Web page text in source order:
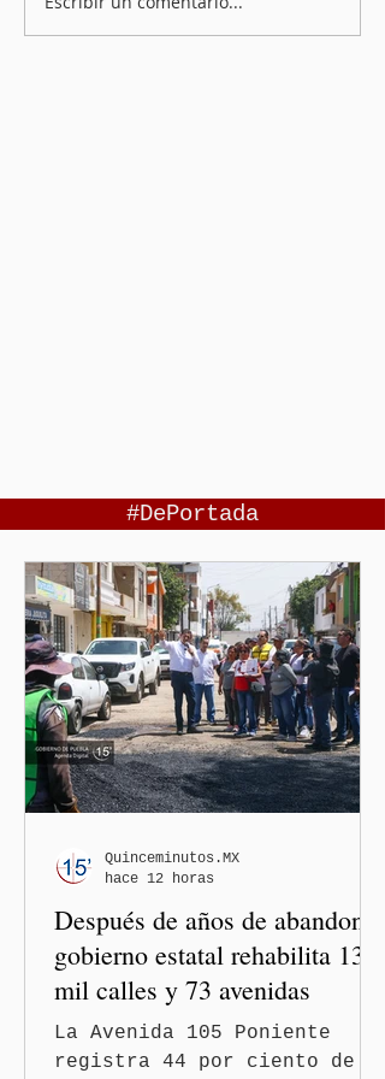
#DePortada
Después de años de abandono,
gobierno estatal rehabilita 13
mil calles y 73 avenidas
La Avenida 105 Poniente
registra 44 por ciento de
Quinceminutos.MX
hace 12 horas